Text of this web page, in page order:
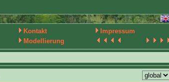
Kontakt
Impressum
Modellierung